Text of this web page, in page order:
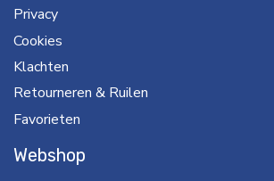
Privacy
Cookies
Klachten
Retourneren & Ruilen
Favorieten
Webshop